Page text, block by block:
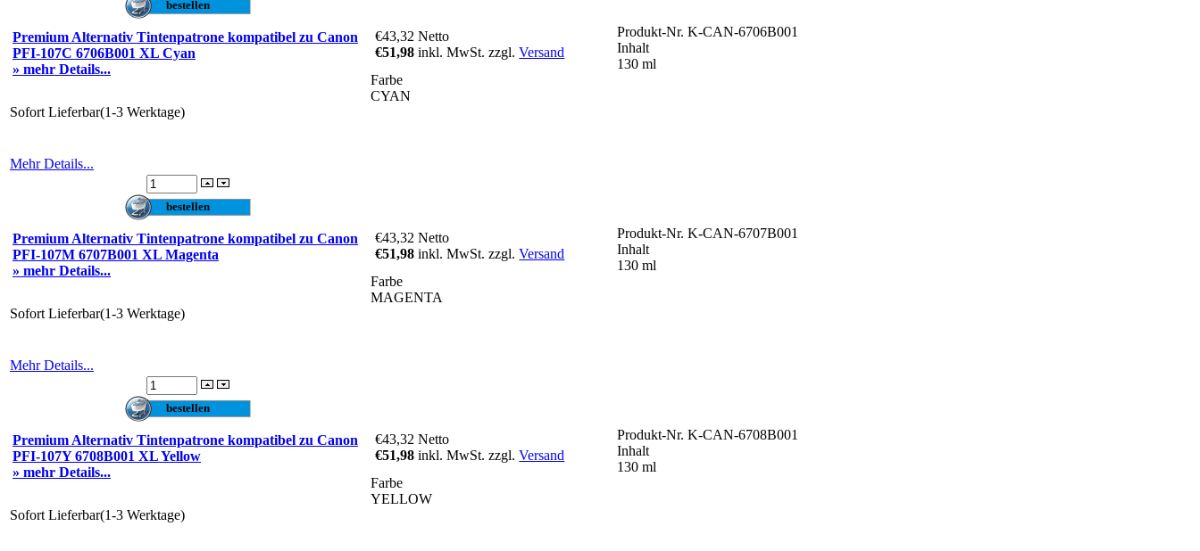
Premium Alternativ Tintenpatrone kompatibel zu Canon
PFI-107C 6706B001 XL Cyan
» mehr Details...
€43,32Netto
€51,98inkl. MwSt. zzgl.Versand
Produkt-Nr. K-CAN-6706B001
Inhalt
130 ml
Farbe
CYAN
Sofort Lieferbar(1-3 Werktage)
Mehr Details...
Premium Alternativ Tintenpatrone kompatibel zu Canon
PFI-107M 6707B001 XL Magenta
» mehr Details...
€43,32Netto
€51,98inkl. MwSt. zzgl.Versand
Produkt-Nr. K-CAN-6707B001
Inhalt
130 ml
Farbe
MAGENTA
Sofort Lieferbar(1-3 Werktage)
Mehr Details...
Premium Alternativ Tintenpatrone kompatibel zu Canon
PFI-107Y 6708B001 XL Yellow
» mehr Details...
€43,32Netto
€51,98inkl. MwSt. zzgl.Versand
Produkt-Nr. K-CAN-6708B001
Inhalt
130 ml
Farbe
YELLOW
Sofort Lieferbar(1-3 Werktage)